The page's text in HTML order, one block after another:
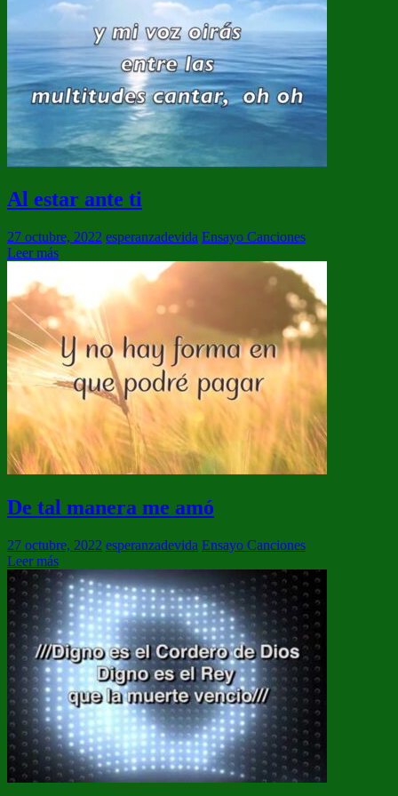
Al estar ante ti
27 octubre, 2022 esperanzadevida Ensayo Canciones
Leer más
De tal manera me amó
27 octubre, 2022 esperanzadevida Ensayo Canciones
Leer más